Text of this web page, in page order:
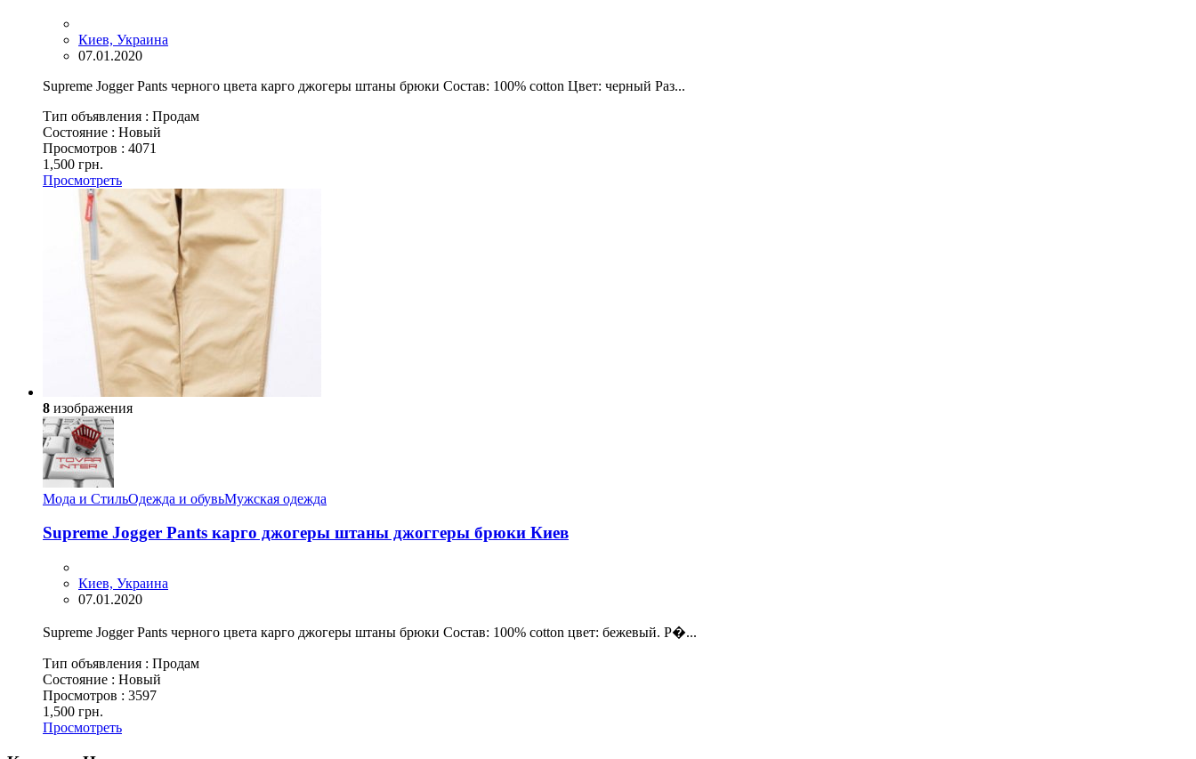
Киев, Украина
07.01.2020
Supreme Jogger Pants черного цвета карго джогеры штаны брюки Состав: 100% cotton Цвет: черный Раз...
Тип объявления : Продам
Состояние : Новый
Просмотров : 4071
1,500 грн.
Просмотреть
8 изображения
Мода и СтильОдежда и обувьМужская одежда
Supreme Jogger Pants карго джогеры штаны джоггеры брюки Киев
Киев, Украина
07.01.2020
Supreme Jogger Pants черного цвета карго джогеры штаны брюки Состав: 100% cotton цвет: бежевый. Р�...
Тип объявления : Продам
Состояние : Новый
Просмотров : 3597
1,500 грн.
Просмотреть